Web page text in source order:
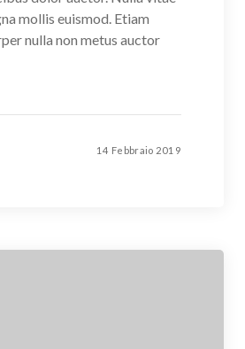
mollis euismod. Etiam
nulla non metus auctor
14 Febbraio 2019